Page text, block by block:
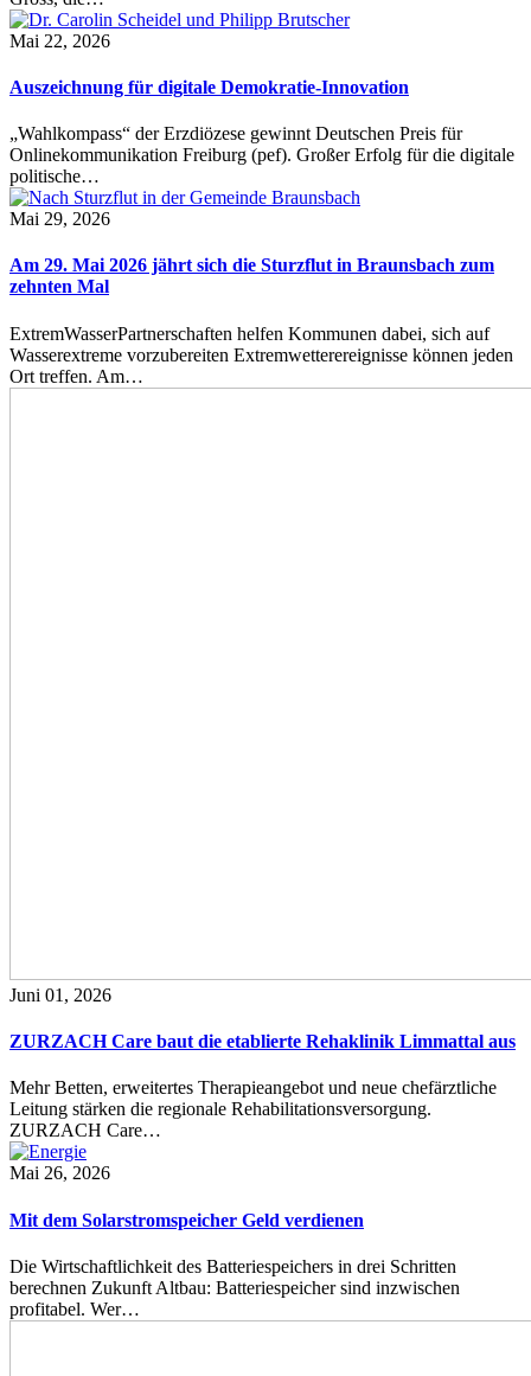
Mai 22, 2026
Auszeichnung für digitale Demokratie-Innovation
„Wahlkompass“ der Erzdiözese gewinnt Deutschen Preis für
Onlinekommunikation Freiburg (pef). Großer Erfolg für die digitale
politische…
Mai 29, 2026
Am 29. Mai 2026 jährt sich die Sturzflut in Braunsbach zum
zehnten Mal
ExtremWasserPartnerschaften helfen Kommunen dabei, sich auf
Wasserextreme vorzubereiten Extremwetterereignisse können jeden
Ort treffen. Am…
Juni 01, 2026
ZURZACH Care baut die etablierte Rehaklinik Limmattal aus
Mehr Betten, erweitertes Therapieangebot und neue chefärztliche
Leitung stärken die regionale Rehabilitationsversorgung.
ZURZACH Care…
Mai 26, 2026
Mit dem Solarstromspeicher Geld verdienen
Die Wirtschaftlichkeit des Batteriespeichers in drei Schritten
berechnen Zukunft Altbau: Batteriespeicher sind inzwischen
profitabel. Wer…